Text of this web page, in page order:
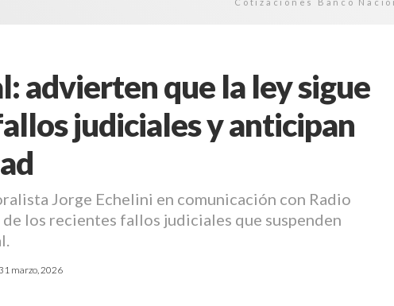
advierten que la ley sigue
judiciales y anticipan
Jorge Echelini en comunicación con Radio
los recientes fallos judiciales que suspenden
marzo, 2026